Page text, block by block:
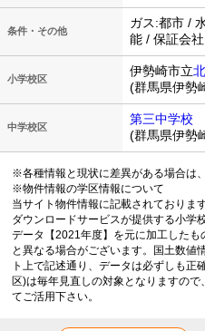
条件・その他
ガス:都市 /
能 / 保証会
小学校区
伊勢崎市立
(群馬県伊勢
中学校区
第三中学校
(群馬県伊勢
※各種情報と現状に差異がある場合は
※物件情報の学区情報について
当サイト物件情報に記載されておりま
ダウンロードサービスが提供する小学
データ【2021年度】を元に加工した
と異なる場合がございます。国土数値
ト上で記述通り、データは必ずしも正
区)は毎年見直しの対象となりますの
てご活用下さい。